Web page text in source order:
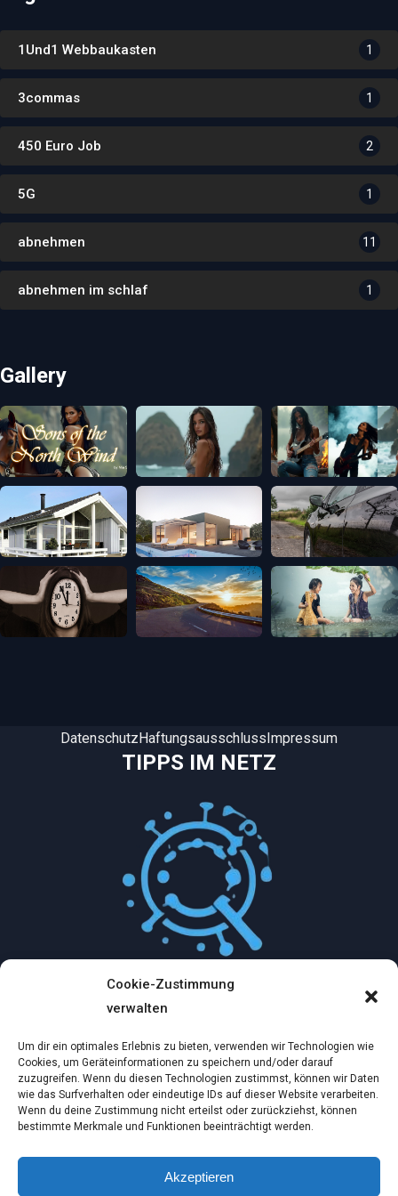
Cookie-Zustimmung
verwalten
Um dir ein optimales Erlebnis zu bieten, verwenden wir Technologien wie
Cookies, um Geräteinformationen zu speichern und/oder darauf
zuzugreifen. Wenn du diesen Technologien zustimmst, können wir Daten
wie das Surfverhalten oder eindeutige IDs auf dieser Website verarbeiten.
Wenn du deine Zustimmung nicht erteilst oder zurückziehst, können
bestimmte Merkmale und Funktionen beeinträchtigt werden.
Akzeptieren
1Und1 Webbaukasten 1
3commas 1
450 Euro Job 2
5G 1
abnehmen 11
abnehmen im schlaf 1
Gallery
TIPPS IM NETZ
DatenschutzHaftungsausschlussImpressum
Mythologische Abenteuer in der Welt der
Dez. 2, 2024
Ein virtueller Traum am wilden Strand